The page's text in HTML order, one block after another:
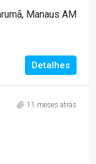
Manaus AM
Detalhes
11 meses atrás